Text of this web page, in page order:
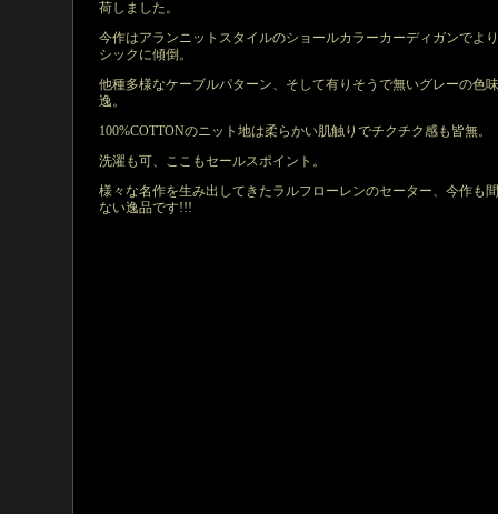
荷しました。
今作はアランニットスタイルのショールカラーカーディガンでよ
シックに傾倒。
他種多様なケーブルパターン、そして有りそうで無いグレーの色
逸。
100%COTTONのニット地は柔らかい肌触りでチクチク感も皆無。
洗濯も可、ここもセールスポイント。
様々な名作を生み出してきたラルフローレンのセーター、今作も
ない逸品です!!!